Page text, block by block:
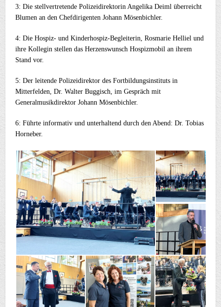
3: Die stellvertretende Polizeidirektorin Angelika Deiml überreicht
Blumen an den Chefdirigenten Johann Mösenbichler.
4: Die Hospiz- und Kinderhospiz-Begleiterin, Rosmarie Helliel und
ihre Kollegin stellen das Herzenswunsch Hospizmobil an ihrem
Stand vor.
5: Der leitende Polizeidirektor des Fortbildungsinstituts in
Mitterfelden, Dr. Walter Buggisch, im Gespräch mit
Generalmusikdirektor Johann Mösenbichler.
6: Führte informativ und unterhaltend durch den Abend: Dr. Tobias
Horneber.